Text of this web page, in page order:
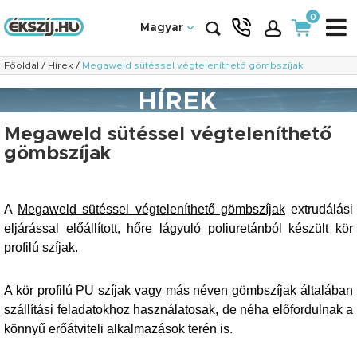
Magyar
0
Főoldal / Hírek / Megaweld sütéssel végteleníthető gömbszíjak
HÍREK
Megaweld sütéssel végteleníthető
gömbszíjak
A Megaweld sütéssel végteleníthető gömbszíjakextrudálási
eljárással előállított, hőre lágyuló poliuretánból készült kör
profilú szíjak.
A kör profilú PU szíjak vagy más néven gömbszíjak általában
szállítási feladatokhoz használatosak, de néha előfordulnak a
könnyű erőátviteli alkalmazások terén is.